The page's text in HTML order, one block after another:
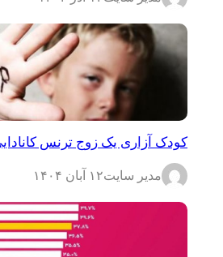
کودک آزاری یک زوج ترنس
مدیر سایت۱۲ آبان ۱۴۰۴